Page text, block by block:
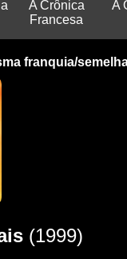
A Crônica
Francesa
A
franquia/
(1999)